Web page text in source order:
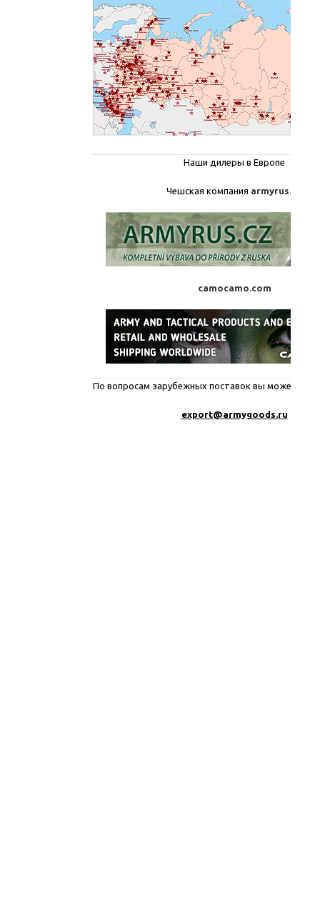
Наши дилеры в Европе
Чешская компания armyrus.cz
camocamo.com
По вопросам зарубежных поставок вы можете
export@armygoods.ru